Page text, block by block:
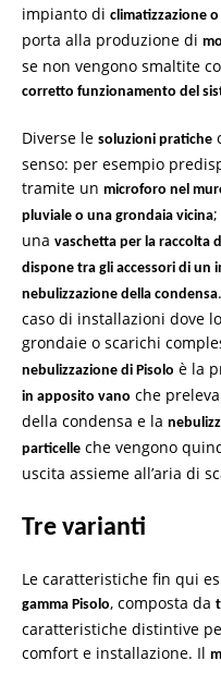
impianto di climatizzazione
porta alla produzione di
se non vengono smaltite
corretto funzionamento del
Diverse le soluzioni pratiche
senso: per esempio
tramite un microforo nel
pluviale o una grondaia vicina
una vaschetta per la raccolta
dispone tra gli accessori di un
nebulizzazione della condensa
caso di installazioni dove
grondaie o scarichi
nebulizzazione di Pisolo è la
in apposito vano che
della condensa e la
particelle che vengono
uscita assieme all’aria di
Tre varianti
Le caratteristiche fin qui
gamma Pisolo, composta da
caratteristiche distintive
comfort e installazione. Il